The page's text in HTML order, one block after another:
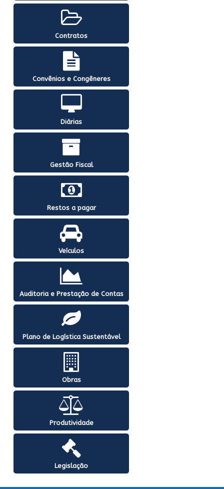
Contratos
Convênios e Congêneres
Diárias
Gestão Fiscal
Restos a pagar
Veículos
Auditoria e Prestação de Contas
Plano de Logística Sustentável
Obras
Produtividade
Legislação